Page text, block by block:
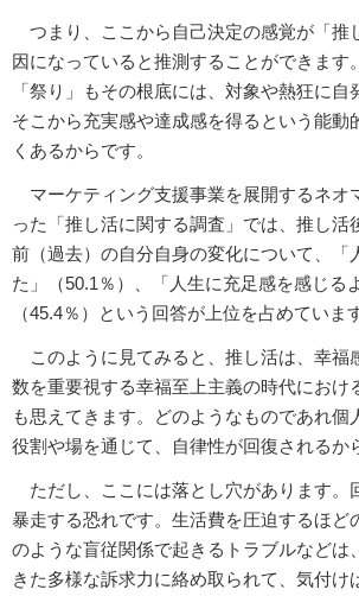
つまり、ここから自己決定の感覚が「推
因になっていると推測することができます
「祭り」もその根底には、対象や熱狂に自
そこから充実感や達成感を得るという能動
くあるからです。
マーケティング支援事業を展開するネオ
った「推し活に関する調査」では、推し活
前（過去）の自分自身の変化について、「
た」（50.1％）、「人生に充足感を感じる
（45.4％）という回答が上位を占めていま
このように見てみると、推し活は、幸福
数を重要視する幸福至上主義の時代におけ
も思えてきます。どのようなものであれ個
役割や場を通じて、自律性が回復されるか
ただし、ここには落とし穴があります。
暴走する恐れです。生活費を圧迫するほど
のような盲従関係で起きるトラブルなどは
きた多様な訴求力に絡め取られて、気付け